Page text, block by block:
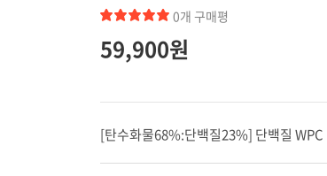
0개 구매평
59,900원
[탄수화물68%:단백질23%] 단백질 WPC